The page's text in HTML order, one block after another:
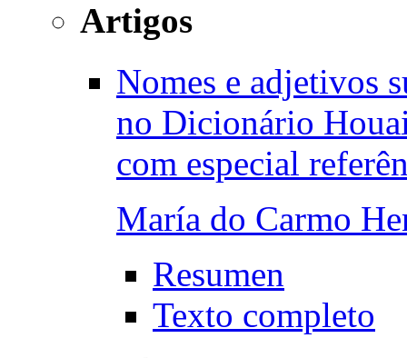
Artigos
Nomes e adjetivos
no Dicionário
com especial
María do Carmo
Resumen
Texto completo